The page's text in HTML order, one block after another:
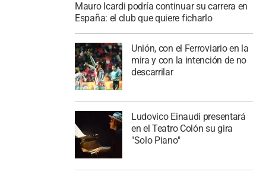
Mauro Icardi podría continuar su carrera en
España: el club que quiere ficharlo
Unión, con el Ferroviario en la
mira y con la intención de no
descarrilar
Ludovico Einaudi presentará
en el Teatro Colón su gira
"Solo Piano"